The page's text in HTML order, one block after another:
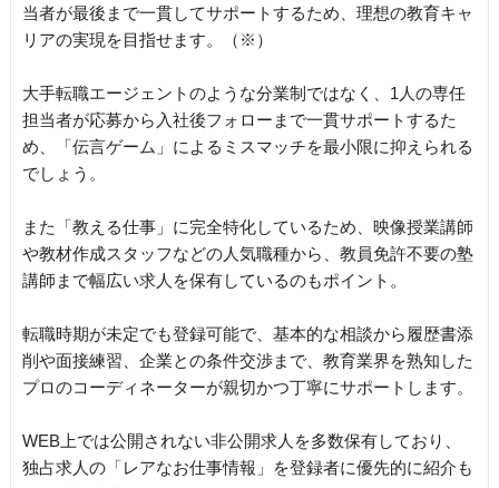
当者が最後まで一貫してサポートするため、理想の教育キャ
リアの実現を目指せます。（※）
大手転職エージェントのような分業制ではなく、1人の専任
担当者が応募から入社後フォローまで一貫サポートするた
め、「伝言ゲーム」によるミスマッチを最小限に抑えられる
でしょう。
また「教える仕事」に完全特化しているため、映像授業講師
や教材作成スタッフなどの人気職種から、教員免許不要の塾
講師まで幅広い求人を保有しているのもポイント。
転職時期が未定でも登録可能で、基本的な相談から履歴書添
削や面接練習、企業との条件交渉まで、教育業界を熟知した
プロのコーディネーターが親切かつ丁寧にサポートします。
WEB上では公開されない非公開求人を多数保有しており、
独占求人の「レアなお仕事情報」を登録者に優先的に紹介も